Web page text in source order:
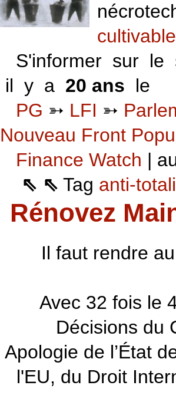
S'informer sur
il y a 20 ans le
PG ➳ LFI ➳
Nouveau Front
Finance Watch |
⇖ ⇖ Tag anti-
Rénovez
Il faut rendre au
Avec 32 fois le
Décisions du
Apologie de l’État
l'EU, du Droit